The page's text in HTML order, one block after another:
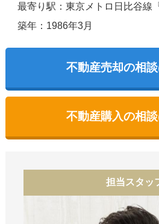
最寄り駅：東京メトロ日比谷線
築年：1986年3月
不動産売却の相
不動産購入の相
担当スタッ